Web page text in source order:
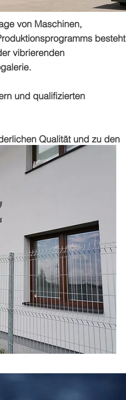
von Maschinen,
besteht
vibrierenden
und qualifizierten
Qualität und zu den
Vorschriften und